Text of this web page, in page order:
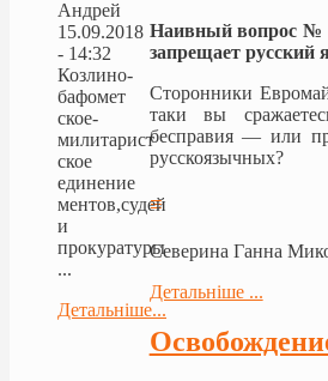
Наивный вопрос №
запрещает русский
Сторонники
таки вы
бесправия — или
русскоязычных?
≡
Северина Ганна
Детальніше ...
Андрей
15.09.2018
- 14:32
Козлино-
бафомет
ское-
милитарист
ское
единение
ментов,судей
и
прокуратуры
...
Детальніше...